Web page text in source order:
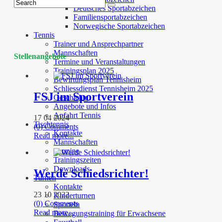
Deutsches Sportabzeichen
Familiensportabzeichen
Norwegische Sportabzeichen
Tennis
Trainer und Ansprechpartner
Mannschaften
Termine und Veranstaltungen
Trainingsplan 2025
Bewirtungsplan Tennisheim
Schliessdienst Tennisheim 2025
Geschichte
Angebote und Infos
Anfahrt Tennis
Tischtennis
Kontakte
Mannschaften
Termine
Trainingszeiten
Downloads
Turnen
Kontakte
Kinderturnen
Sporteln
Bewegungstraining für Erwachsene
Stellenangebote
FSJ im Sportverein
17 04 2024
(0) Comments
Read more...
Werde Schiedsrichter!
23 10 2022
(0) Comments
Read more...